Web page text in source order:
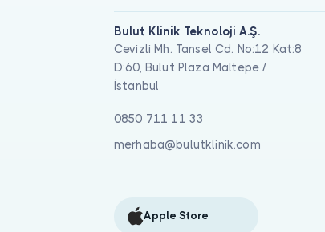
Bulut Klinik Teknoloji A.Ş.
Cevizli Mh. Tansel Cd. No:12 Kat:8
D:60, Bulut Plaza Maltepe /
İstanbul
0850 711 11 33
merhaba@bulutklinik.com
Apple Store